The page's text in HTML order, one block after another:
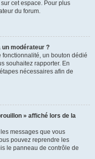
cet espace. Pour plus
du forum.
modérateur ?
fonctionnalité, un bouton dédié
souhaitez rapporter. En
nécessaires afin de
» affiché lors de la
messages que vous
pouvez reprendre les
le panneau de contrôle de